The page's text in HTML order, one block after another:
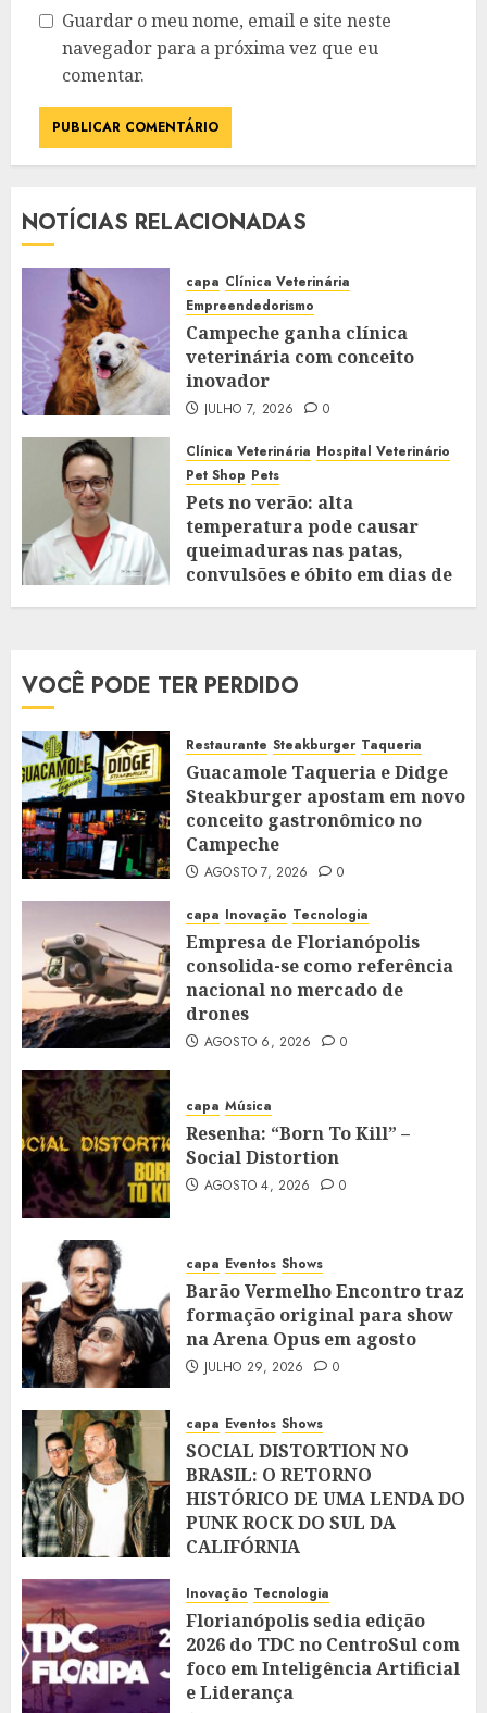
Guardar o meu nome, email e site neste
navegador para a próxima vez que eu
comentar.
NOTÍCIAS RELACIONADAS
capa Clínica Veterinária
Empreendedorismo
Campeche ganha clínica
veterinária com conceito
inovador
JULHO 7, 2026 0
Clínica Veterinária Hospital Veterinário
Pet Shop Pets
Pets no verão: alta
temperatura pode causar
queimaduras nas patas,
convulsões e óbito em dias de
VOCÊ PODE TER PERDIDO
Restaurante Steakburger Taqueria
Guacamole Taqueria e Didge
Steakburger apostam em novo
conceito gastronômico no
Campeche
AGOSTO 7, 2026 0
capa Inovação Tecnologia
Empresa de Florianópolis
consolida-se como referência
nacional no mercado de
drones
AGOSTO 6, 2026 0
capa Música
Resenha: “Born To Kill” –
Social Distortion
AGOSTO 4, 2026 0
capa Eventos Shows
Barão Vermelho Encontro traz
formação original para show
na Arena Opus em agosto
JULHO 29, 2026 0
capa Eventos Shows
SOCIAL DISTORTION NO
BRASIL: O RETORNO
HISTÓRICO DE UMA LENDA DO
PUNK ROCK DO SUL DA
CALIFÓRNIA
Inovação Tecnologia
Florianópolis sedia edição
2026 do TDC no CentroSul com
foco em Inteligência Artificial
e Liderança